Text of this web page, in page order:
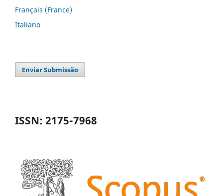
Français (France)
Italiano
Enviar Submissão
ISSN: 2175-7968